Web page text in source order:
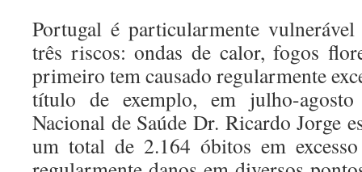
Portugal é particularmente
três riscos: ondas de calor, fogos
primeiro tem causado regularmente
título de exemplo, em julho-
Nacional de Saúde Dr. Ricardo Jorge
um total de 2.164 óbitos em